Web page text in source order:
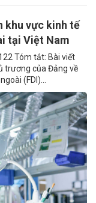
khu vực kinh tế
tại Việt Nam
Tóm tắt: Bài viết
trương của Đảng về
(FDI)...